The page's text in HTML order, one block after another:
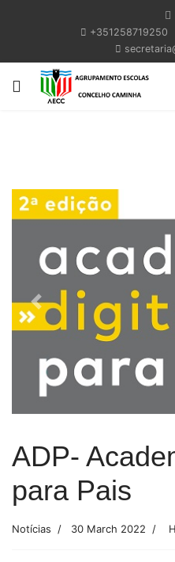
+351258719250
Previous
ADP-
para Pais
Notícias 30 March 2022